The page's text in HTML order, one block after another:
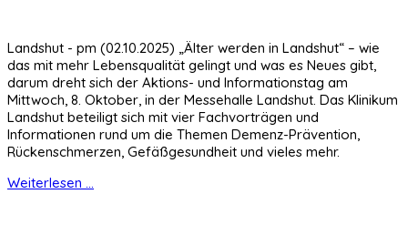
Landshut - pm (02.10.2025) „Älter werden in Landshut“ – wie
das mit mehr Lebensqualität gelingt und was es Neues gibt,
darum dreht sich der Aktions- und Informationstag am
Mittwoch, 8. Oktober, in der Messehalle Landshut. Das Klinikum
Landshut beteiligt sich mit vier Fachvorträgen und
Informationen rund um die Themen Demenz-Prävention,
Rückenschmerzen, Gefäßgesundheit und vieles mehr.
Weiterlesen ...